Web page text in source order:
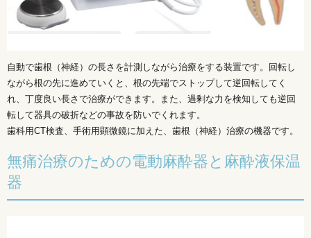
自動で歯根（神経）の長さを計測しながら治療をする装置です。回転し
ながら根の先に進めていくと、根の先端でストップして逆回転してく
れ、丁度良い長さで治療ができます。また、過剰な力を検知しても逆回
転して器具の破折などの事故を防いでくれます。
歯科用CT検査、手術用顕微鏡に加えた、歯根（神経）治療の機器です。
無痛治療のための電動麻酔器と麻酔液保温
器